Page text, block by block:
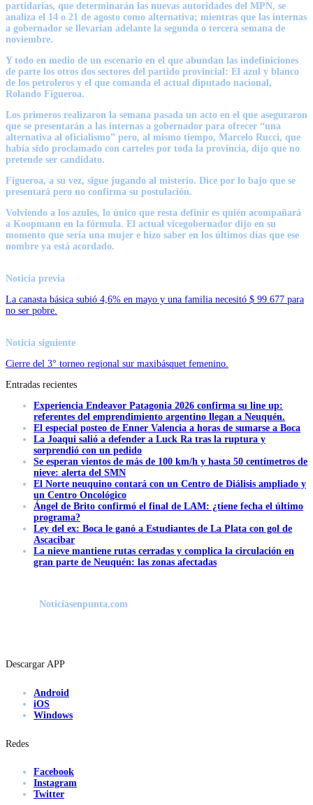
partidarias, que determinarán las nuevas autoridades del MPN, se
analiza el 14 o 21 de agosto como alternativa; mientras que las internas
a gobernador se llevarían adelante la segunda o tercera semana de
noviembre.
Y todo en medio de un escenario en el que abundan las indefiniciones
de parte los otros dos sectores del partido provincial: El azul y blanco
de los petroleros y el que comanda el actual diputado nacional,
Rolando Figueroa.
Los primeros realizaron la semana pasada un acto en el que aseguraron
que se presentarán a las internas a gobernador para ofrecer “una
alternativa al oficialismo” pero, al mismo tiempo, Marcelo Rucci, que
había sido proclamado con carteles por toda la provincia, dijo que no
pretende ser candidato.
Figueroa, a su vez, sigue jugando al misterio. Dice por lo bajo que se
presentará pero no confirma su postulación.
Volviendo a los azules, lo único que resta definir es quién acompañará
a Koopmann en la fórmula. El actual vicegobernador dijo en su
momento que sería una mujer e hizo saber en los últimos días que ese
nombre ya está acordado.
Noticia previa
La canasta básica subió 4,6% en mayo y una familia necesitó $ 99.677 para
no ser pobre.
Noticia siguiente
Cierre del 3° torneo regional sur maxibásquet femenino.
Entradas recientes
Experiencia Endeavor Patagonia 2026 confirma su line up:
referentes del emprendimiento argentino llegan a Neuquén.
El especial posteo de Enner Valencia a horas de sumarse a Boca
La Joaqui salió a defender a Luck Ra tras la ruptura y
sorprendió con un pedido
Se esperan vientos de más de 100 km/h y hasta 50 centímetros de
nieve: alerta del SMN
El Norte neuquino contará con un Centro de Diálisis ampliado y
un Centro Oncológico
Ángel de Brito confirmó el final de LAM: ¿tiene fecha el último
programa?
Ley del ex: Boca le ganó a Estudiantes de La Plata con gol de
Ascacibar
La nieve mantiene rutas cerradas y complica la circulación en
gran parte de Neuquén: las zonas afectadas
Noticiasenpunta.com
Descargar APP
Android
iOS
Windows
Redes
Facebook
Instagram
Twitter